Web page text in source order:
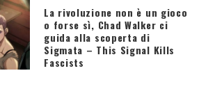
La rivoluzione non è un gioco
o forse sì, Chad Walker ci
guida alla scoperta di
Sigmata – This Signal Kills
Fascists